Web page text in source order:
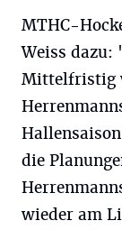
MTHC-
Weiss dazu:
Mittelfristig
die
wieder am